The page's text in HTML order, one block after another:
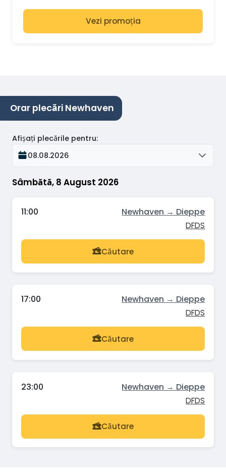
Vezi promoția
Orar plecări Newhaven
Sâmbătă, 8 August 2026
Afișați plecările pentru:
08.08.2026
11:00 Newhaven → Dieppe
DFDS
Căutare
17:00 Newhaven → Dieppe
DFDS
Căutare
23:00 Newhaven → Dieppe
DFDS
Căutare